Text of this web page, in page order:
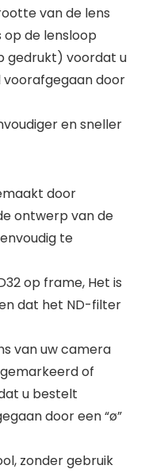
van de lens
de lensloop
gedrukt) voordat u
door
en sneller
door
ontwerp van de
te
op frame, Het is
dat het ND-filter
van uw camera
of
u bestelt
door een “ø”
zonder gebruik